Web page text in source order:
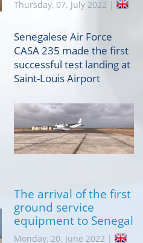
Thursday, 07. July 2022 |
Senegalese Air Force
CASA 235 made the first
successful test landing at
Saint-Louis Airport
The arrival of the first
ground service
equipment to Senegal
Monday, 20. June 2022 |